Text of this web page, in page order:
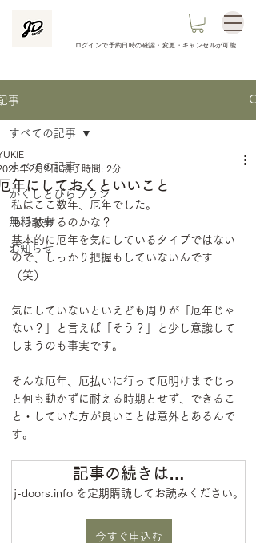
ログインで予約日時の確認​・変更・キャンセルが可能
事
すべての記事
かくしとびらプラン
無料記事
お知らせ
すべての記事
年にしておくといいこと
年2月2日 読了時間: 2分
私はここ数年、厄年でした。
もう抜けるのかな？
基本的に厄年を気にしているタイプではない
ので、しっかり把握もしていないんです
（笑）
気にしていないといえども周りが「厄年じゃ
ない？」と言えば「そう？」と少し意識して
しまうのも事実です。
そんな厄年、厄払いに行って厄明けまでじっ
と何も動かずに耐える時期とせず、できるこ
と・していた方が良いことは意外とあるんで
す。
記事の続きは…
j-doors.info を定期購読してお読みください。
今すぐ申込む